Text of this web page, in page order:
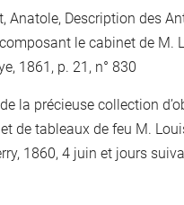
Anatole, Description des
le cabinet de M.
1861, p. 21, n° 830
la précieuse collection
de tableaux de feu M.
1860, 4 juin et jours